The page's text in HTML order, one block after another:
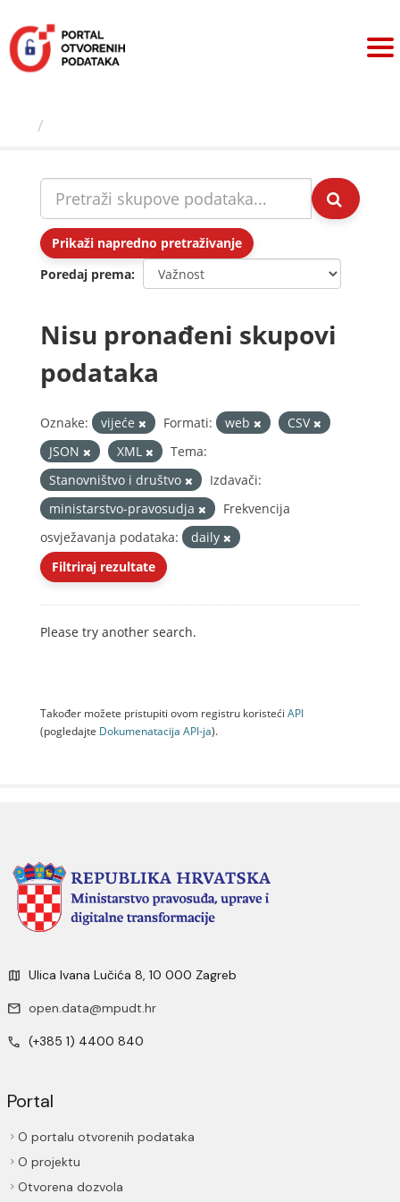
sadržaj
Prikaži napredno pretraživanje
Poredaj prema
Nisu pronađeni skupovi
podataka
Oznake: vijeće Formati: web
CSV
JSON
XML
Tema:
Stanovništvo i društvo
Izdavači:
ministarstvo-pravosudja
Frekvencija
osvježavanja podataka:
daily
Filtriraj rezultate
Please try another search.
Također možete pristupiti ovom registru koristeći API
(pogledajte Dokumenаtаcijа API-jа).